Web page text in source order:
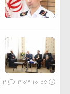
۱۴۰۳-۱۰-۰۵